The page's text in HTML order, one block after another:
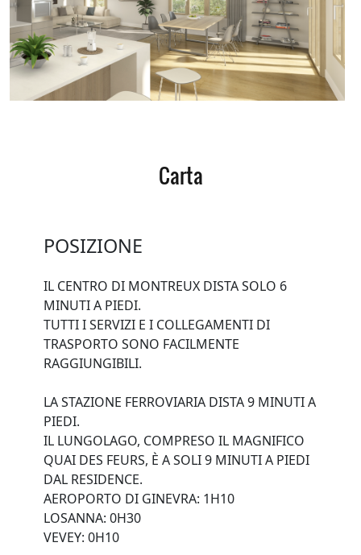
Carta
POSIZIONE
IL CENTRO DI MONTREUX DISTA SOLO 6
MINUTI A PIEDI.
TUTTI I SERVIZI E I COLLEGAMENTI DI
TRASPORTO SONO FACILMENTE
RAGGIUNGIBILI.
LA STAZIONE FERROVIARIA DISTA 9 MINUTI A
PIEDI.
IL LUNGOLAGO, COMPRESO IL MAGNIFICO
QUAI DES FEURS, È A SOLI 9 MINUTI A PIEDI
DAL RESIDENCE.
AEROPORTO DI GINEVRA: 1H10
LOSANNA: 0H30
VEVEY: 0H10